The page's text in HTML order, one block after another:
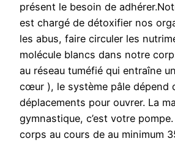
présent le besoin de
est chargé de détoxifier nos
les abus, faire circuler les
molécule blancs dans notre
au réseau tuméfié qui entraîne
cœur ), le système pâle dépend
déplacements pour ouvrer. La
gymnastique, c’est votre
corps au cours de au minimum